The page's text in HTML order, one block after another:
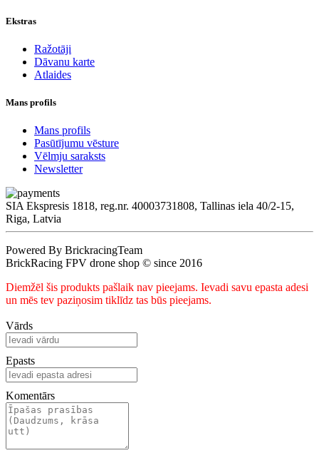
Ekstras
Ražotāji
Dāvanu karte
Atlaides
Mans profils
Mans profils
Pasūtījumu vēsture
Vēlmju saraksts
Newsletter
SIA Ekspresis 1818, reg.nr. 40003731808, Tallinas iela 40/2-15,
Riga, Latvia
Powered By BrickracingTeam
BrickRacing FPV drone shop © since 2016
Diemžēl šis produkts pašlaik nav pieejams. Ievadi savu epasta adesi
un mēs tev paziņosim tiklīdz tas būs pieejams.
Vārds
Epasts
Komentārs